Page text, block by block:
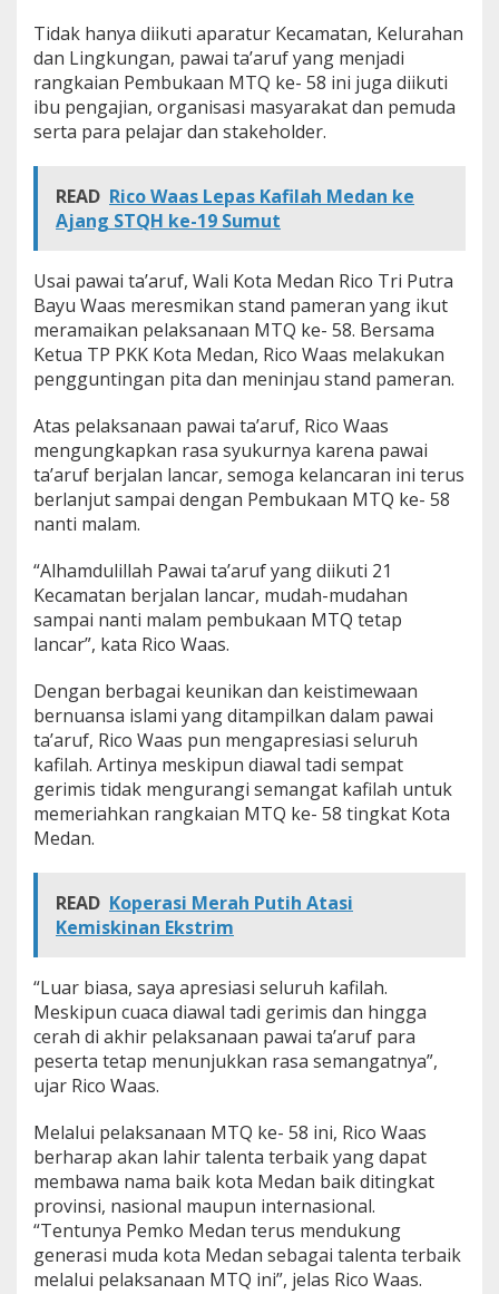
Tidak hanya diikuti aparatur Kecamatan, Kelurahan
dan Lingkungan, pawai ta’aruf yang menjadi
rangkaian Pembukaan MTQ ke- 58 ini juga diikuti
ibu pengajian, organisasi masyarakat dan pemuda
serta para pelajar dan stakeholder.
READ Rico Waas Lepas Kafilah Medan ke
Ajang STQH ke-19 Sumut
Usai pawai ta’aruf, Wali Kota Medan Rico Tri Putra
Bayu Waas meresmikan stand pameran yang ikut
meramaikan pelaksanaan MTQ ke- 58. Bersama
Ketua TP PKK Kota Medan, Rico Waas melakukan
pengguntingan pita dan meninjau stand pameran.
Atas pelaksanaan pawai ta’aruf, Rico Waas
mengungkapkan rasa syukurnya karena pawai
ta’aruf berjalan lancar, semoga kelancaran ini terus
berlanjut sampai dengan Pembukaan MTQ ke- 58
nanti malam.
“Alhamdulillah Pawai ta’aruf yang diikuti 21
Kecamatan berjalan lancar, mudah-mudahan
sampai nanti malam pembukaan MTQ tetap
lancar”, kata Rico Waas.
Dengan berbagai keunikan dan keistimewaan
bernuansa islami yang ditampilkan dalam pawai
ta’aruf, Rico Waas pun mengapresiasi seluruh
kafilah. Artinya meskipun diawal tadi sempat
gerimis tidak mengurangi semangat kafilah untuk
memeriahkan rangkaian MTQ ke- 58 tingkat Kota
Medan.
READ Koperasi Merah Putih Atasi
Kemiskinan Ekstrim
“Luar biasa, saya apresiasi seluruh kafilah.
Meskipun cuaca diawal tadi gerimis dan hingga
cerah di akhir pelaksanaan pawai ta’aruf para
peserta tetap menunjukkan rasa semangatnya”,
ujar Rico Waas.
Melalui pelaksanaan MTQ ke- 58 ini, Rico Waas
berharap akan lahir talenta terbaik yang dapat
membawa nama baik kota Medan baik ditingkat
provinsi, nasional maupun internasional.
“Tentunya Pemko Medan terus mendukung
generasi muda kota Medan sebagai talenta terbaik
melalui pelaksanaan MTQ ini”, jelas Rico Waas.